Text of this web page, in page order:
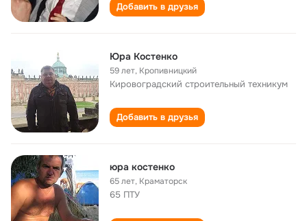
Добавить в друзья
Юра Костенко
59 лет, Кропивницкий
Кировоградский строительный техникум
Добавить в друзья
юра костенко
65 лет, Краматорск
65 ПТУ